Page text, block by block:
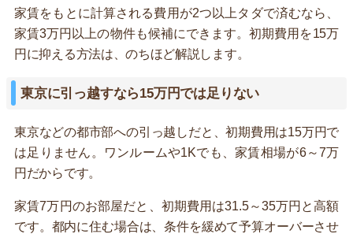
家賃をもとに計算される費用が2つ以上タダで済むなら、
家賃3万円以上の物件も候補にできます。初期費用を15万
円に抑える方法は、のちほど解説します。
東京に引っ越すなら15万円では足りない
東京などの都市部への引っ越しだと、初期費用は15万円で
は足りません。ワンルームや1Kでも、家賃相場が6～7万
円だからです。
家賃7万円のお部屋だと、初期費用は31.5～35万円と高額
です。都内に住む場合は、条件を緩めて予算オーバーさせ